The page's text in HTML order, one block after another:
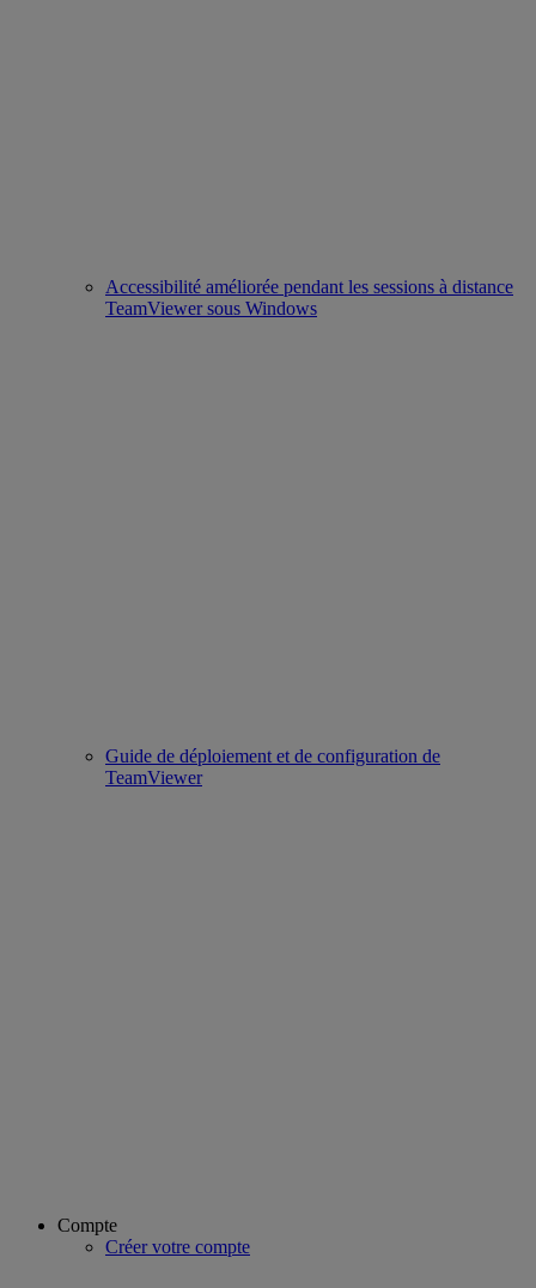
Accessibilité améliorée pendant les sessions à distance
TeamViewer sous Windows
Guide de déploiement et de configuration de
TeamViewer
Compte
Créer votre compte